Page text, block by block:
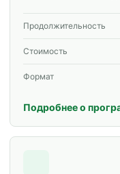
специалистов и
Продолжительность
Стоимость
Формат
Подробнее о